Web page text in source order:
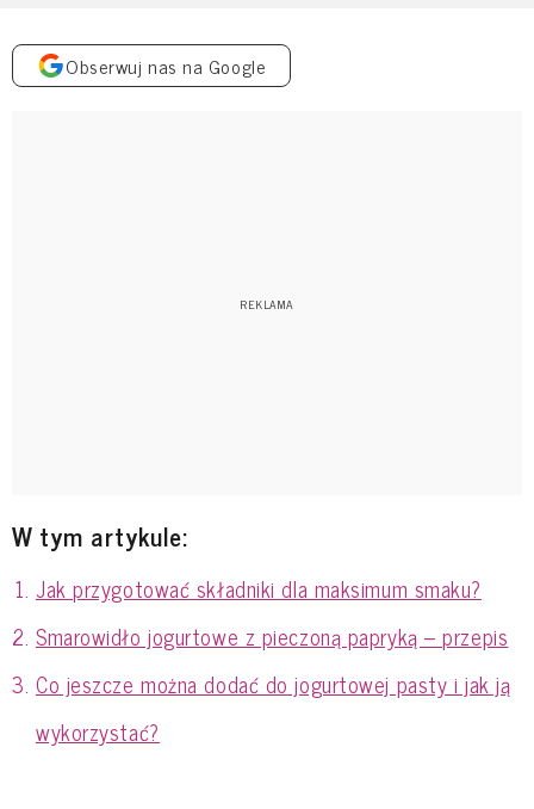
Obserwuj nas na Google
W tym artykule:
Jak przygotować składniki dla maksimum smaku?
Smarowidło jogurtowe z pieczoną papryką – przepis
Co jeszcze można dodać do jogurtowej pasty i jak ją
wykorzystać?